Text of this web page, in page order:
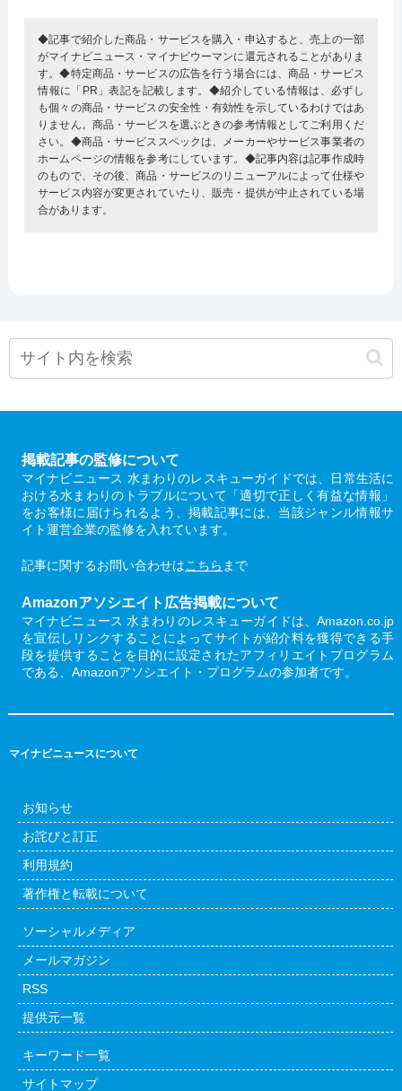
◆記事で紹介した商品・サービスを購入・申込すると、売上の一部
がマイナビニュース・マイナビウーマンに還元されることがありま
す。◆特定商品・サービスの広告を行う場合には、商品・サービス
情報に「PR」表記を記載します。◆紹介している情報は、必ずし
も個々の商品・サービスの安全性・有効性を示しているわけではあ
りません。商品・サービスを選ぶときの参考情報としてご利用くだ
さい。◆商品・サービススペックは、メーカーやサービス事業者の
ホームページの情報を参考にしています。◆記事内容は記事作成時
のもので、その後、商品・サービスのリニューアルによって仕様や
サービス内容が変更されていたり、販売・提供が中止されている場
合があります。
掲載記事の監修について
マイナビニュース 水まわりのレスキューガイドでは、日常生活に
おける水まわりのトラブルについて「適切で正しく有益な情報」
をお客様に届けられるよう、掲載記事には、当該ジャンル情報サ
イト運営企業の監修を入れています。
記事に関するお問い合わせはこちら まで
Amazonアソシエイト広告掲載について
マイナビニュース 水まわりのレスキューガイドは、Amazon.co.jp
を宣伝しリンクすることによってサイトが紹介料を獲得できる手
段を提供することを目的に設定されたアフィリエイトプログラム
である、Amazonアソシエイト・プログラムの参加者です。
マイナビニュースについて
お知らせ
お詫びと訂正
利用規約
著作権と転載について
ソーシャルメディア
メールマガジン
RSS
提供元一覧
キーワード一覧
サイトマップ